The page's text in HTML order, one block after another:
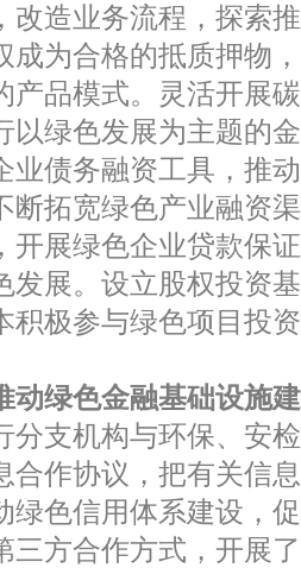
改造业务流程，探索
成为合格的抵质押物
产品模式。灵活开展
以绿色发展为主题的
业债务融资工具，推
断拓宽绿色产业融资
开展绿色企业贷款保
发展。设立股权投资
积极参与绿色项目投
动绿色金融基础设施
分支机构与环保、安
合作协议，把有关信
绿色信用体系建设，
三方合作方式，开展